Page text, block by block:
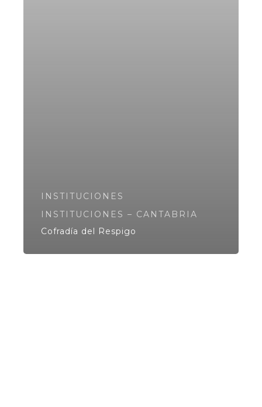
INSTITUCIONES
INSTITUCIONES – CANTABRIA
Cofradía del Respigo